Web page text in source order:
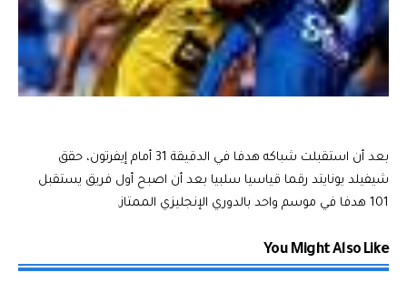
بعد أن استقبلت شباكه هدفا في الدقيقة 31 أمام إيفرتون، حقق
شيفيلد يونايتد رقما قياسيا سلبيا بعد أن اصبح أول فريق يستقبل
101 هدفا في موسم واحد بالدوري الإنجليزي الممتاز.
You Might Also Like